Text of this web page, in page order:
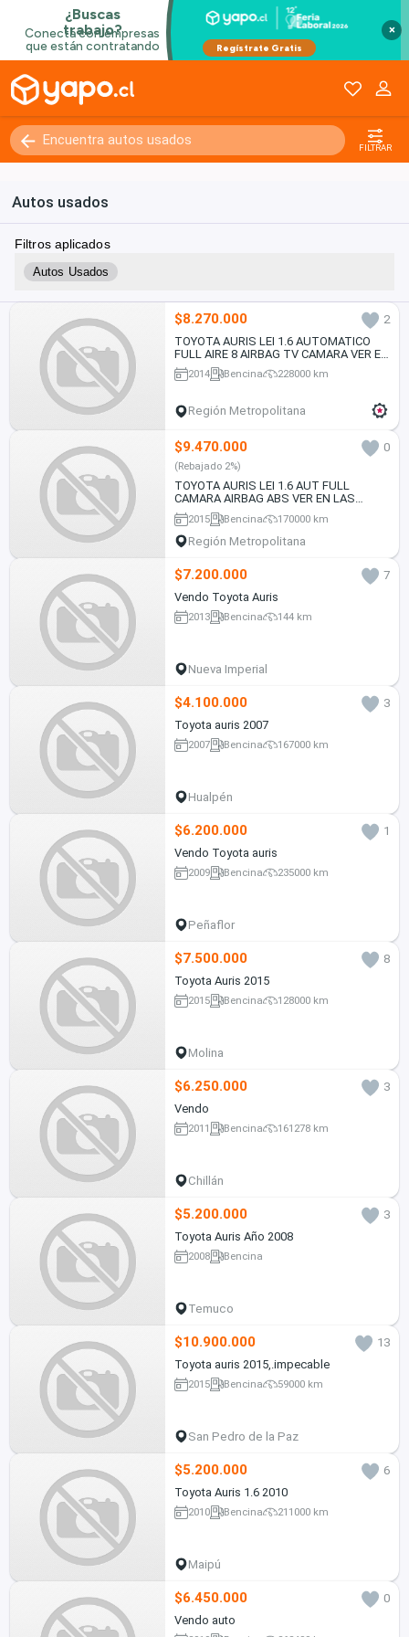
×
FILTRAR
Autos usados
Filtros aplicados
Autos Usados
$8.270.000
2
TOYOTA AURIS LEI 1.6 AUTOMATICO
FULL AIRE 8 AIRBAG TV CAMARA VER EN
LAS CONDEs 2014
2014 Bencina 228000 km
Región Metropolitana
$9.470.000 0
(Rebajado 2%)
TOYOTA AURIS LEI 1.6 AUT FULL
CAMARA AIRBAG ABS VER EN LAS
CONDEs 2015
2015 Bencina 170000 km
Región Metropolitana
$7.200.000
7
Vendo Toyota Auris
2013 Bencina 144 km
Nueva Imperial
$4.100.000
3
Toyota auris 2007
2007 Bencina 167000 km
Hualpén
$6.200.000
1
Vendo Toyota auris
2009 Bencina 235000 km
Peñaflor
$7.500.000
8
Toyota Auris 2015
2015 Bencina 128000 km
Molina
$6.250.000
3
Vendo
2011 Bencina 161278 km
Chillán
$5.200.000
3
Toyota Auris Año 2008
2008 Bencina
Temuco
$10.900.000
13
Toyota auris 2015,.impecable
2015 Bencina 59000 km
San Pedro de la Paz
$5.200.000
6
Toyota Auris 1.6 2010
2010 Bencina 211000 km
Maipú
$6.450.000
0
Vendo auto